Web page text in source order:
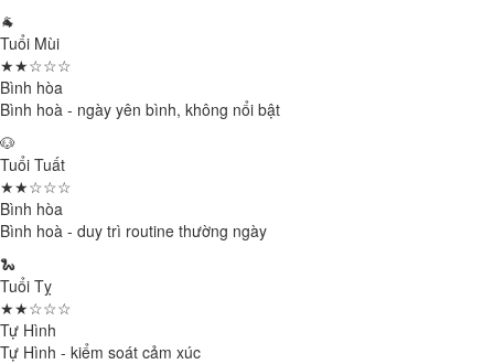
🐐
Tuổi Mùi
★★☆☆☆
Bình hòa
Bình hoà - ngày yên bình, không nổi bật
🐶
Tuổi Tuất
★★☆☆☆
Bình hòa
Bình hoà - duy trì routine thường ngày
🐍
Tuổi Tỵ
★★☆☆☆
Tự Hình
Tự Hình - kiểm soát cảm xúc